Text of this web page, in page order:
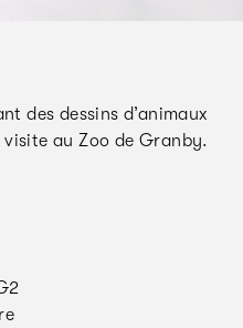
des dessins d’animaux
au Zoo de Granby.